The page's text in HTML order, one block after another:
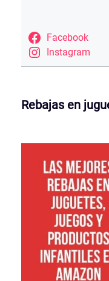
Facebook
Instagram
Rebajas en